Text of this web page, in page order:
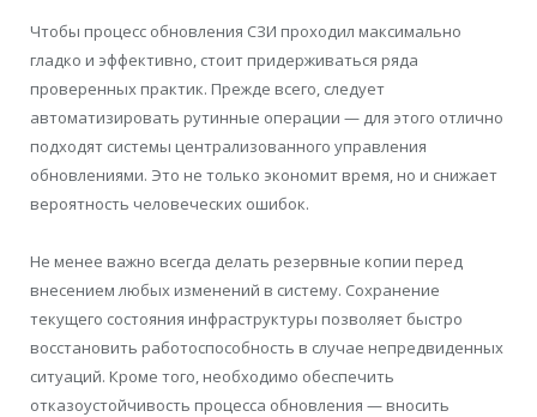
Чтобы процесс обновления СЗИ проходил максимально
гладко и эффективно, стоит придерживаться ряда
проверенных практик. Прежде всего, следует
автоматизировать рутинные операции — для этого отлично
подходят системы централизованного управления
обновлениями. Это не только экономит время, но и снижает
вероятность человеческих ошибок.
Не менее важно всегда делать резервные копии перед
внесением любых изменений в систему. Сохранение
текущего состояния инфраструктуры позволяет быстро
восстановить работоспособность в случае непредвиденных
ситуаций. Кроме того, необходимо обеспечить
отказоустойчивость процесса обновления — вносить